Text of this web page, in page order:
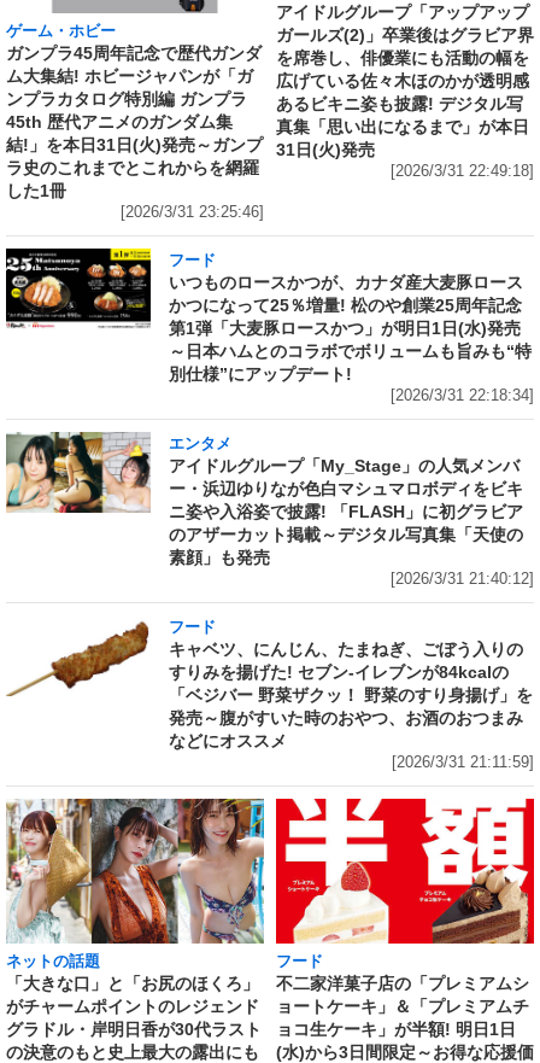
ゲーム・ホビー
ガンプラ45周年記念で歴代ガンダ
ム大集結! ホビージャパンが「ガ
ンプラカタログ特別編 ガンプラ
45th 歴代アニメのガンダム集
結!」を本日31日(火)発売～ガンプ
ラ史のこれまでとこれからを網羅
した1冊
[2026/3/31 23:25:46]
アイドルグループ「アップアップ
ガールズ(2)」卒業後はグラビア界
を席巻し、俳優業にも活動の幅を
広げている佐々木ほのかが透明感
あるビキニ姿も披露! デジタル写
真集「思い出になるまで」が本日
31日(火)発売
[2026/3/31 22:49:18]
フード
いつものロースかつが、カナダ産大麦豚ロース
かつになって25％増量! 松のや創業25周年記念
第1弾「大麦豚ロースかつ」が明日1日(水)発売
～日本ハムとのコラボでボリュームも旨みも“特
別仕様”にアップデート!
[2026/3/31 22:18:34]
エンタメ
アイドルグループ「My_Stage」の人気メンバ
ー・浜辺ゆりなが色白マシュマロボディをビキ
ニ姿や入浴姿で披露! 「FLASH」に初グラビア
のアザーカット掲載～デジタル写真集「天使の
素顔」も発売
[2026/3/31 21:40:12]
フード
キャベツ、にんじん、たまねぎ、ごぼう入りの
すりみを揚げた! セブン‐イレブンが84kcalの
「ベジバー 野菜ザクッ！ 野菜のすり身揚げ」を
発売～腹がすいた時のおやつ、お酒のおつまみ
などにオススメ
[2026/3/31 21:11:59]
ネットの話題
「大きな口」と「お尻のほくろ」
がチャームポイントのレジェンド
グラドル・岸明日香が30代ラスト
の決意のもと史上最大の露出にも
フード
不二家洋菓子店の「プレミアムシ
ョートケーキ」＆「プレミアムチ
ョコ生ケーキ」が半額! 明日1日
(水)から3日間限定～お得な応援価